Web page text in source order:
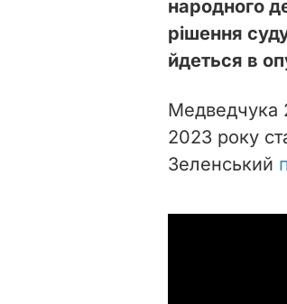
народного
рішення
йдеться в
Медведчука
2023 року
Зеленський